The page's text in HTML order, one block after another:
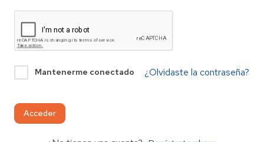
Mantenerme conectado ¿Olvidaste la contraseña?
Acceder